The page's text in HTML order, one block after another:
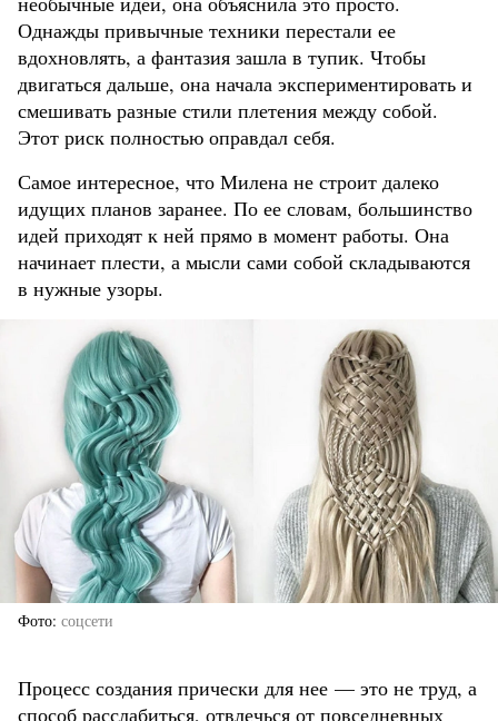
Однажды привычные техники перестали ее
вдохновлять, а фантазия зашла в тупик. Чтобы
двигаться дальше, она начала экспериментировать и
смешивать разные стили плетения между собой.
Этот риск полностью оправдал себя.
Самое интересное, что Милена не строит далеко
идущих планов заранее. По ее словам, большинство
идей приходят к ней прямо в момент работы. Она
начинает плести, а мысли сами собой складываются
в нужные узоры.
Фото соцсети
Процесс создания прически для нее — это не труд, а
способ расслабиться, отвлечься от повседневных